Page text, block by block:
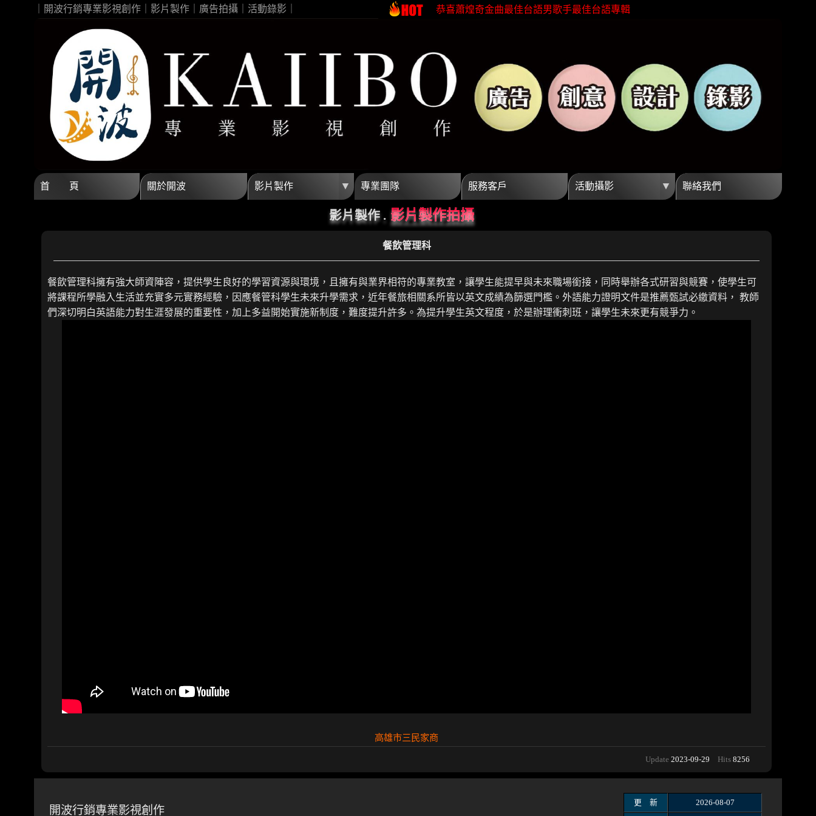
｜開波行銷專業影視創作｜影片製作｜廣告拍攝｜活動錄影｜
恭喜蕭煌奇金曲最佳台語男歌手最佳台語專輯
恭喜96分鐘榮獲第62屆金馬獎最佳視覺效果
開波行銷專業影片製作 企劃創意高觀看短影音
高雄影片製作首選開波行銷最佳視覺團隊夥伴
恭喜蕭煌奇金曲最佳台語男歌手最佳台語專輯
恭喜96分鐘榮獲第62屆金馬獎最佳視覺效果
開波行銷專業影片製作 企劃創意高觀看短影音
首 頁 關於開波 影片製作 ▼ 專業團隊 服務客戶 活動攝影 ▼ 聯絡我們
影片製作 . 影片製作拍攝
餐飲管理科
餐飲管理科擁有強大師資陣容，提供學生良好的學習資源與環境，且擁有與業界相符的專業教室，讓學生能提早與未來職場銜接，同時舉辦各式研習與競賽，使學生可
將課程所學融入生活並充實多元實務經驗，因應餐管科學生未來升學需求，近年餐旅相關系所皆以英文成績為篩選門檻。外語能力證明文件是推薦甄試必繳資料， 教師
們深切明白英語能力對生涯發展的重要性，加上多益開始實施新制度，難度提升許多。為提升學生英文程度，於是辦理衝刺班，讓學生未來更有競爭力。
高雄市三民家商
Update2023-09-29 Hits8256
開波行銷專業影視創作
更 新 2026-08-07